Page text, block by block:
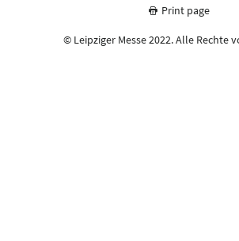
Print page
© Leipziger Messe 2022. Alle Rechte